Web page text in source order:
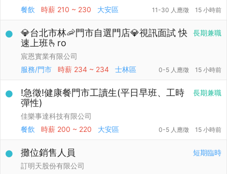
餐飲
時薪 210 ~ 230 大安區 11-30 人應徵 15 小時前
長期兼職
💎台北市林🦐門市自選門店💎視訊面試 快
速上班🫰ro
宸恩實業有限公司
服務/門市
時薪 234 ~ 234 士林區 0-5 人應徵 15 小時前
長期兼職
!急徵!健康餐門市工讀生(平日早班、工時
彈性)
佳樂事達科技有限公司
餐飲
時薪 200 ~ 220 大安區 0-5 人應徵 15 小時前
短期臨時
攤位銷售人員
訂明天股份有限公司